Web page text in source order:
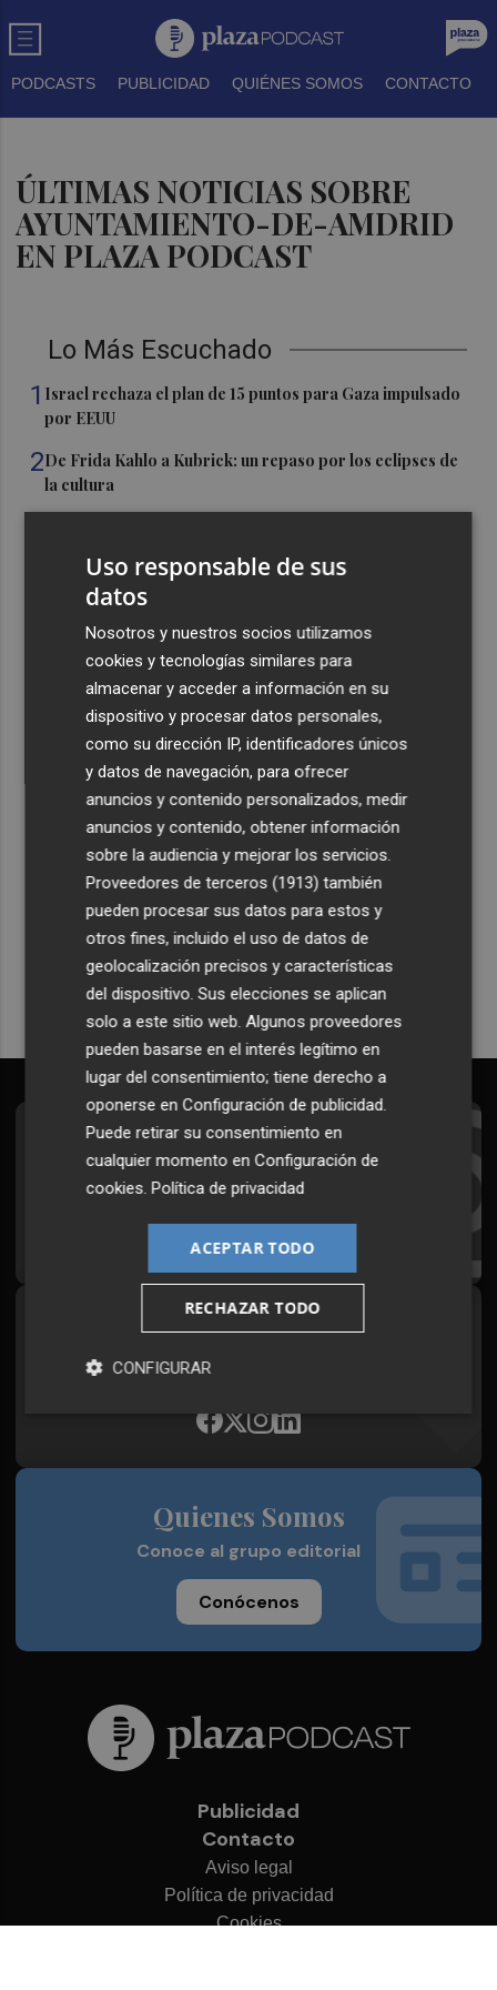
PODCASTS PUBLICIDAD QUIÉNES SOMOS CONTACTO
ÚLTIMAS NOTICIAS SOBRE
AYUNTAMIENTO-DE-AMDRID
EN PLAZA PODCAST
Lo Más Escuchado
1 Israel rechaza el plan de 15 puntos para Gaza impulsado
por EEUU
2De Frida Kahlo a Kubrick: un repaso por los eclipses de
la cultura
Más de medio millar de festeros de Ufece se reivindican
presente"
Cuenta atrás para el Rototom, un festival que hace de la
diversidad su "seña de identidad"
Recibe toda la actualidad de
Plaza Podcast en tu correo
Quiero suscribirme
Suscríbete al Boletín
Todos los días a primera hora en tu email
Síguenos en redes
Plaza Podcast, desde cualquier medio
Quienes Somos
Conoce al grupo editorial
Conócenos
Publicidad
Contacto
Aviso legal
Política de privacidad
Cookies
Uso responsable de sus
datos
Nosotros y nuestros socios utilizamos
cookies y tecnologías similares para
almacenar y acceder a información en su
dispositivo y procesar datos personales,
como su dirección IP, identificadores únicos
y datos de navegación, para ofrecer
anuncios y contenido personalizados, medir
anuncios y contenido, obtener información
sobre la audiencia y mejorar los servicios.
Proveedores de terceros (1913) también
pueden procesar sus datos para estos y
otros fines, incluido el uso de datos de
geolocalización precisos y características
del dispositivo. Sus elecciones se aplican
solo a este sitio web. Algunos proveedores
pueden basarse en el interés legítimo en
lugar del consentimiento; tiene derecho a
oponerse enConfiguración de publicidad.
Puede retirar su consentimiento en
cualquier momento enConfiguración de
cookies.Política de privacidad
ACEPTAR TODO
RECHAZAR TODO
CONFIGURAR